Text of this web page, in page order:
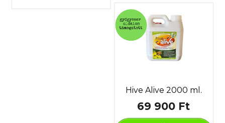
Hive Alive 2000 ml.
69 900 Ft